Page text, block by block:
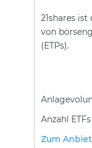
21shares
von
(ETPs).
Anzahl ETFs
Zum